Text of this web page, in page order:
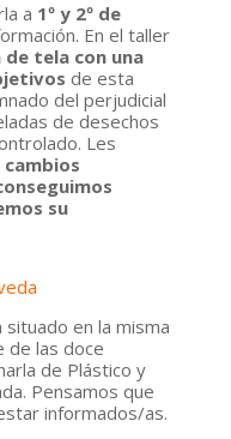
a 1º y 2º de
En el taller
de tela con una
de esta
del perjudicial
de desechos
Les
cambios
su
situado en la misma
de las doce
de Plástico y
Pensamos que
informados/as.